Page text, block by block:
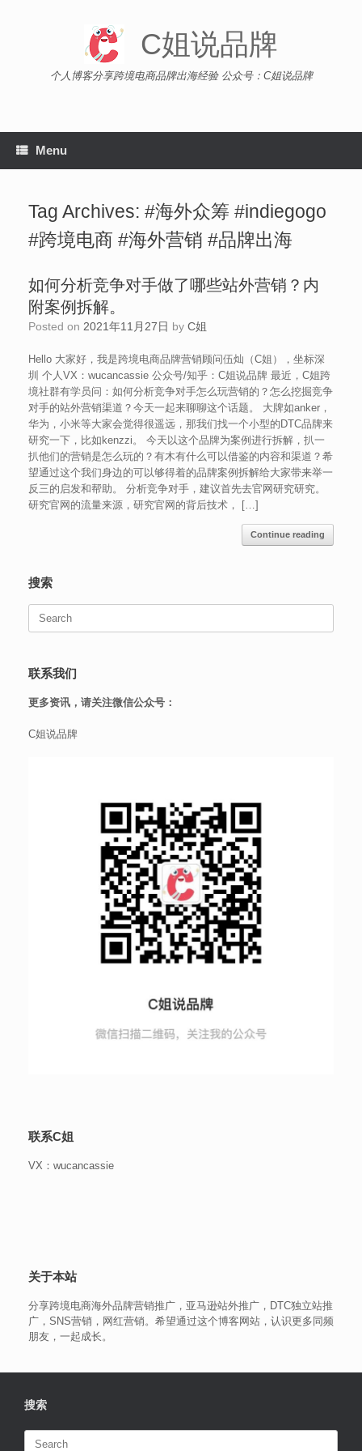
C姐说品牌
个人博客分享跨境电商品牌出海经验 公众号：C姐说品牌
Menu
Tag Archives: #海外众筹 #indiegogo
#跨境电商 #海外营销 #品牌出海
如何分析竞争对手做了哪些站外营销？内
附案例拆解。
Posted on 2021年11月27日 by C姐
Hello 大家好，我是跨境电商品牌营销顾问伍灿（C姐），坐标深
圳 个人VX：wucancassie 公众号/知乎：C姐说品牌 最近，C姐跨
境社群有学员问：如何分析竞争对手怎么玩营销的？怎么挖掘竞争
对手的站外营销渠道？今天一起来聊聊这个话题。 大牌如anker，
华为，小米等大家会觉得很遥远，那我们找一个小型的DTC品牌来
研究一下，比如kenzzi。 今天以这个品牌为案例进行拆解，扒一
扒他们的营销是怎么玩的？有木有什么可以借鉴的内容和渠道？希
望通过这个我们身边的可以够得着的品牌案例拆解给大家带来举一
反三的启发和帮助。 分析竞争对手，建议首先去官网研究研究。
研究官网的流量来源，研究官网的背后技术， […]
Continue reading
搜索
Search
联系我们
更多资讯，请关注微信公众号：
C姐说品牌
联系C姐
VX：wucancassie
关于本站
分享跨境电商海外品牌营销推广，亚马逊站外推广，DTC独立站推
广，SNS营销，网红营销。希望通过这个博客网站，认识更多同频
朋友，一起成长。
搜索
Search